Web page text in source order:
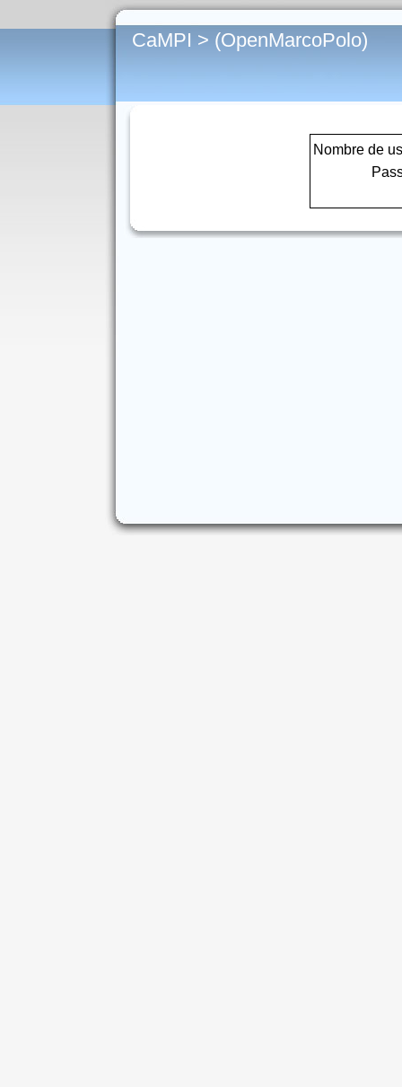
CaMPI > (OpenMarcoPolo)
Nombre de